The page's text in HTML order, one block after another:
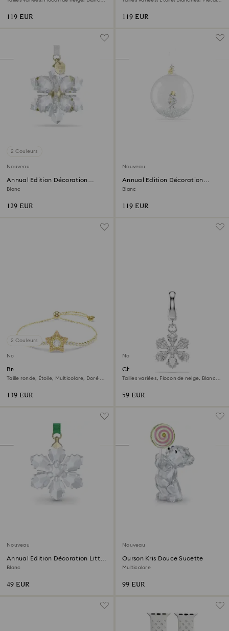
119 EUR 119 EUR
2 Couleurs
Nouveau
Annual Edition Décoration
3D 2026
Blanc
129 EUR
Nouveau
Annual Edition Décoration
Boule 2026
Blanc
119 EUR
2 Couleurs
Nouveau
Bracelet Sublima
Taille ronde, Étoile, Multicolore, Doré à
139 EUR
Nouveau
Charm Idyllia
Tailles variées, Flocon de neige, Blanc,
59 EUR
Nouveau
Annual Edition Décoration Little
Snowflake 2026
Blanc
49 EUR
Nouveau
Ourson Kris Douce Sucette
Multicolore
99 EUR